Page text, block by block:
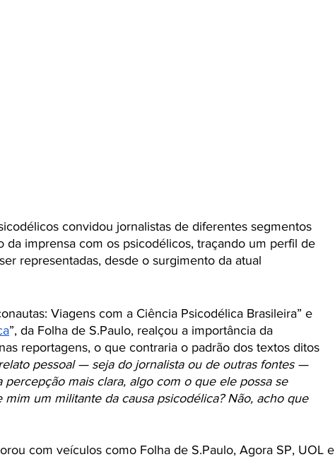
convidou jornalistas de diferentes segmentos
da imprensa com os psicodélicos, traçando um perfil de
representadas, desde o surgimento da atual
Viagens com a Ciência Psicodélica Brasileira” e
”, da Folha de S.Paulo, realçou a importância da
reportagens, o que contraria o padrão dos textos ditos
pessoal — seja do jornalista ou de outras fontes —
mais clara, algo com o que ele possa se
mim um militante da causa psicodélica? Não, acho que
com veículos como Folha de S.Paulo, Agora SP, UOL e